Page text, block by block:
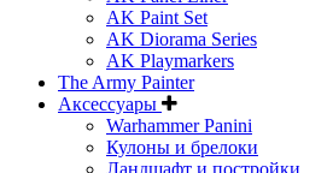
AK Paint Set
AK Diorama Series
AK Playmarkers
The Army Painter
Аксессуары
Warhammer Panini
Кулоны и брелоки
Ландшафт и постройки